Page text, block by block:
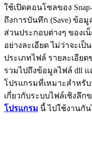
ใช้เปิดคอนโซลของ
ถึงการบันทึก (Save) ข้อ
ส่วนประกอบต่างๆ ของเ
อย่างละเอียด ไม่ว่าจะเ
ประเภทไฟล์ รายละเอีย
รวมไปถึงข้อมูลไฟล์ dll แ
โปรแกรมที่เหมาะสำหรั
เกี่ยวกับระบบไฟล์เชิงลึก
โปรแกรม นี้ ไปใช้งานกัน